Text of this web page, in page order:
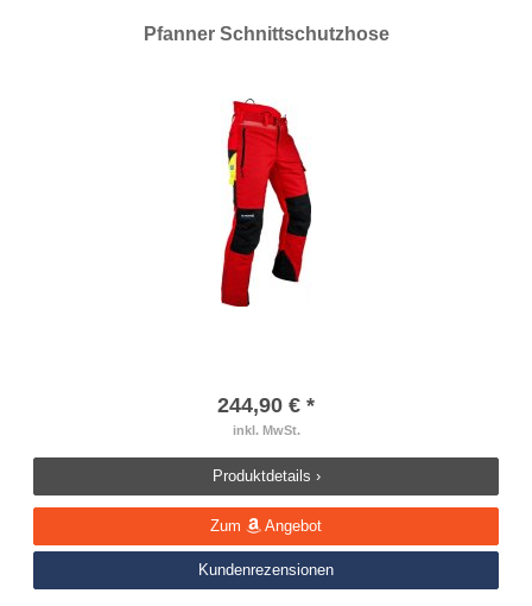
Pfanner Schnittschutzhose
244,90 € *
inkl. MwSt.
Produktdetails ›
Zum Angebot
Kundenrezensionen